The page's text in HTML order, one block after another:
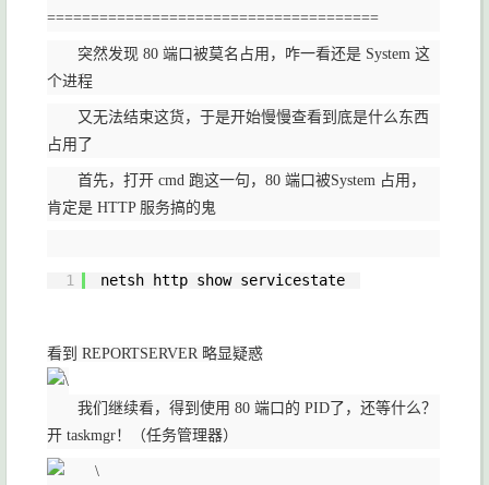
======================================
突然发现 80 端口被莫名占用，咋一看还是 System 这
个进程
又无法结束这货，于是开始慢慢查看到底是什么东西
占用了
首先，打开 cmd 跑这一句，80 端口被System 占用，
肯定是 HTTP 服务搞的鬼
1 netsh http show servicestate
看到 REPORTSERVER 略显疑惑
我们继续看，得到使用 80 端口的 PID了，还等什么？
开 taskmgr！（任务管理器）